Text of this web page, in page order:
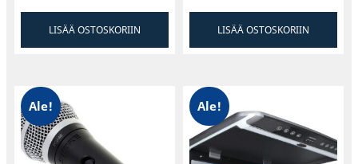
LISÄÄ OSTOSKORIIN LISÄÄ OSTOSKORIIN
Ale! Ale!